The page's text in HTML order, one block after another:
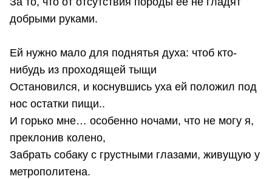
добрыми руками.
Ей нужно мало для поднятья духа: чтоб кто-
нибудь из проходящей тыщи
Остановился, и коснувшись уха ей положил под
нос остатки пищи..
И горько мне… особенно ночами, что не могу я,
преклонив колено,
Забрать собаку с грустными глазами, живущую у
метрополитена.